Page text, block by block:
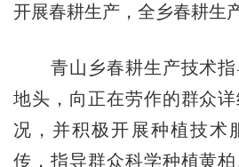
开展春耕生产，全乡春耕生
青山乡春耕生产技术指
地头，向正在劳作的群众
况，并积极开展种植技术
传，指导群众科学种植黄柏